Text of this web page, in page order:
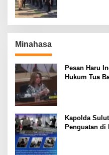
Minahasa
Pesan Haru
Hukum Tua
Kapolda
Penguatan di